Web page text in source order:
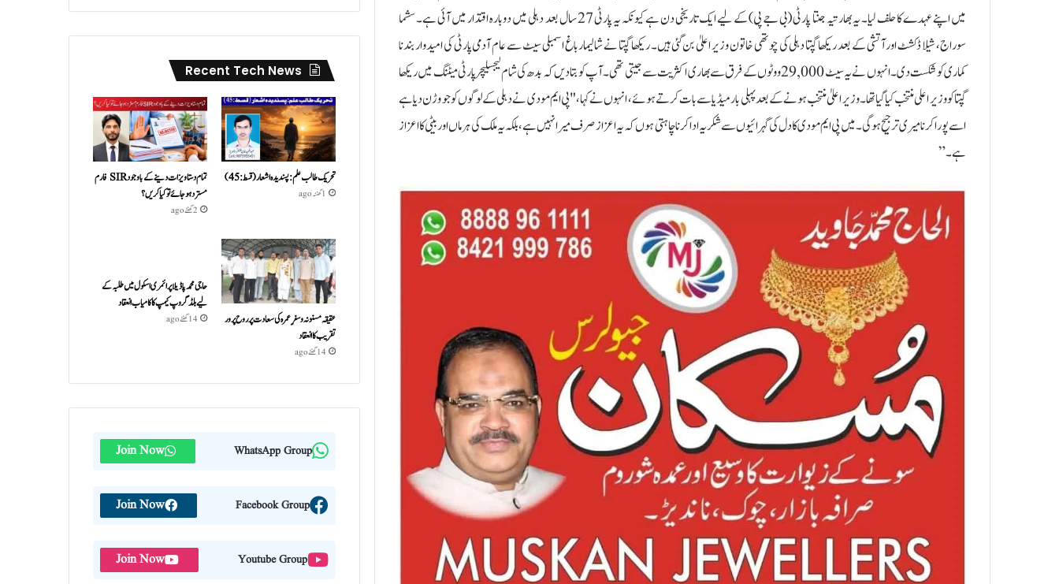
میں اپنے عہدے کا حلف لیا۔ یہ بھارتیہ جنتا پارٹی (بی جے پی) کے لیے ایک تاریخی دن ہے کیونکہ یہ پارٹی 27 سال بعد دہلی میں دوبارہ اقتدار میں آئی ہے۔ سشما
سوراج، شیلا ڈکشٹ اور آتشی کے بعد ریکھا گپتا دہلی کی چوتھی خاتون وزیر اعلیٰ بن گئی ہیں۔ ریکھا گپتا نے شالیمار باغ اسمبلی سیٹ سے عام آدمی پارٹی کی امیدوار بندنا
کماری کو شکست دی۔ انہوں نے یہ سیٹ 29,000 ووٹوں کے فرق سے بھاری اکثریت سے جیتی تھی۔ آپ کو بتا دیں کہ بدھ کی شام لیجسلیچر پارٹی میٹنگ میں ریکھا
گپتا کو وزیر اعلی منتخب کیا گیا تھا۔ وزیر اعلیٰ منتخب ہونے کے بعد پہلی بار میڈیا سے بات کرتے ہوئے، انہوں نے کہا، "پی ایم مودی نے دہلی کے لوگوں کو جو وڑن دیا ہے
اسے پورا کرنا میری ترجیح ہوگی۔ میں پی ایم مودی کا دل کی گہرائیوں سے شکریہ ادا کرنا چاہتی ہوں کہ یہ اعزاز صرف میرا نہیں ہے، بلکہ یہ ملک کی ہر ماں اور بیٹی کا اعزاز
ہے۔”
Recent Tech News
تحریک طالب علم: پسندیدہ اشعار (قسط:45)
1 گھنٹہ ago
تمام دستاویزات دینے کے باوجود SIR فارم
مسترد ہو جائے تو کیا کریں؟
2 گھنٹے ago
عقیقہ مسنونہ و سفرِ عمرہ کی سعادت پر روح پرور
تقریب کا انعقاد
14 گھنٹے ago
حاجی محمد پاڈیلا پرائمری اسکول میں طلبہ کے
لیے بلڈ گروپ کیمپ کا کامیاب انعقاد
14 گھنٹے ago
WhatsApp Group
Join Now
Facebook Group
Join Now
Youtube Group
Join Now